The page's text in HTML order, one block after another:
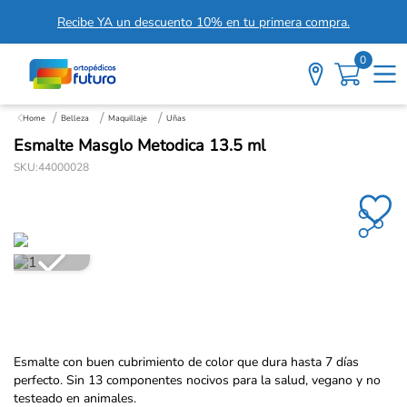
Recibe YA un descuento 10% en tu primera compra.
0
Belleza Maquillaje Uñas
Esmalte Masglo Metodica 13.5 ml
SKU:44000028
Esmalte con buen cubrimiento de color que dura hasta 7 días
perfecto. Sin 13 componentes nocivos para la salud, vegano y no
testeado en animales.